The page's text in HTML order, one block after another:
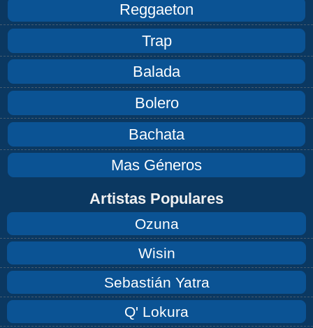
Reggaeton
Trap
Balada
Bolero
Bachata
Mas Géneros
Artistas Populares
Ozuna
Wisin
Sebastián Yatra
Q' Lokura